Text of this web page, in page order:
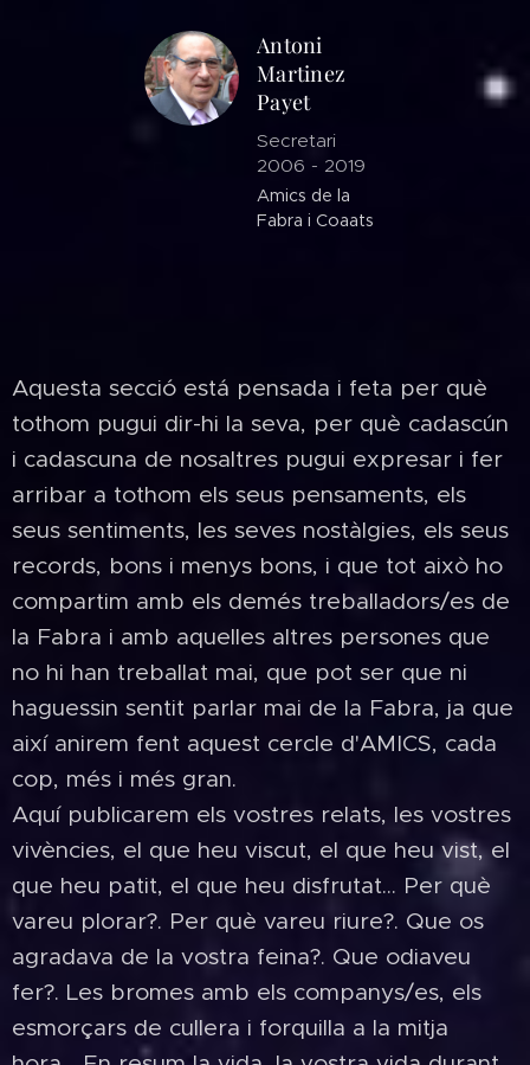
Antoni
Martinez
Payet
Secretari
2006 - 2019
Amics de la
Fabra i Coaats
Aquesta secció está pensada i feta per què
tothom pugui dir-hi la seva, per què cadascún
i cadascuna de nosaltres pugui expresar i fer
arribar a tothom els seus pensaments, els
seus sentiments, les seves nostàlgies, els seus
records, bons i menys bons, i que tot això ho
compartim amb els demés treballadors/es de
la Fabra i amb aquelles altres persones que
no hi han treballat mai, que pot ser que ni
haguessin sentit parlar mai de la Fabra, ja que
així anirem fent aquest cercle d'AMICS, cada
cop, més i més gran.
Aquí publicarem els vostres relats, les vostres
vivències, el que heu viscut, el que heu vist, el
que heu patit, el que heu disfrutat... Per què
vareu plorar?. Per què vareu riure?. Que os
agradava de la vostra feina?. Que odiaveu
fer?. Les bromes amb els companys/es, els
esmorçars de cullera i forquilla a la mitja